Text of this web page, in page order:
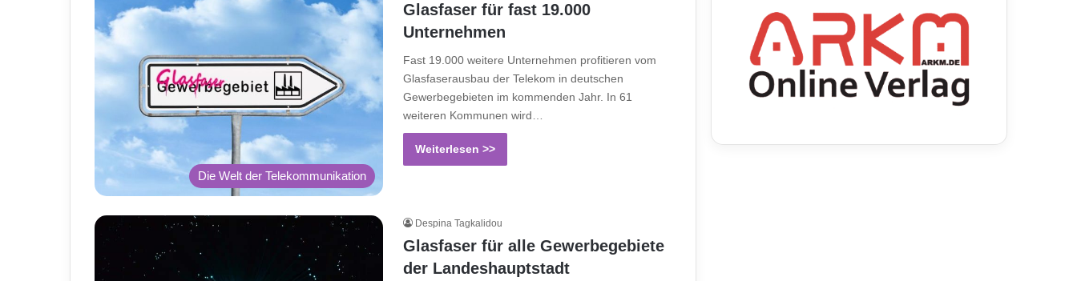
Die Welt der Telekommunikation
Glasfaser für fast 19.000
Unternehmen
Fast 19.000 weitere Unternehmen profitieren vom
Glasfaserausbau der Telekom in deutschen
Gewerbegebieten im kommenden Jahr. In 61
weiteren Kommunen wird…
Weiterlesen >>
Despina Tagkalidou
Glasfaser für alle Gewerbegebiete
der Landeshauptstadt